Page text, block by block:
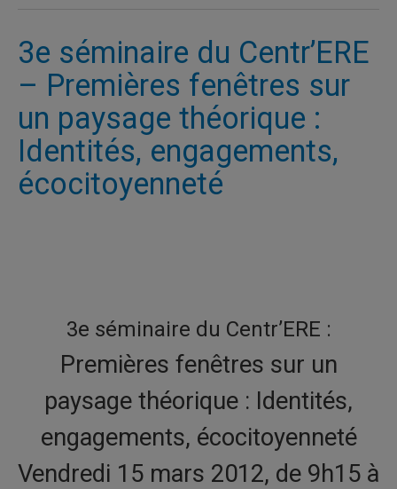
3e séminaire du Centr’ERE
– Premières fenêtres sur
un paysage théorique :
Identités, engagements,
écocitoyenneté
3e séminaire du Centr’ERE :
Premières fenêtres sur un
paysage théorique : Identités,
engagements, écocitoyenneté
Vendredi 15 mars 2012, de 9h15 à